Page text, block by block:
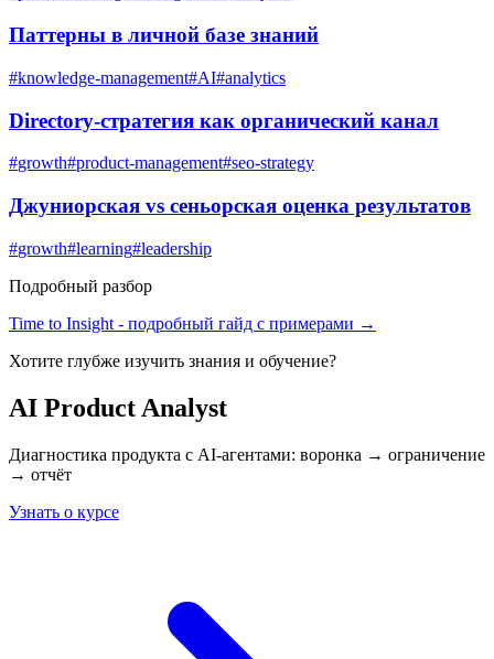
Паттерны в личной базе знаний
#knowledge-management#AI#analytics
Directory-стратегия как органический канал
#growth#product-management#seo-strategy
Джуниорская vs сеньорская оценка результатов
#growth#learning#leadership
Подробный разбор
Time to Insight - подробный гайд с примерами →
Хотите глубже изучить знания и обучение?
AI Product Analyst
Диагностика продукта с AI-агентами: воронка → ограничение
→ отчёт
Узнать о курсе